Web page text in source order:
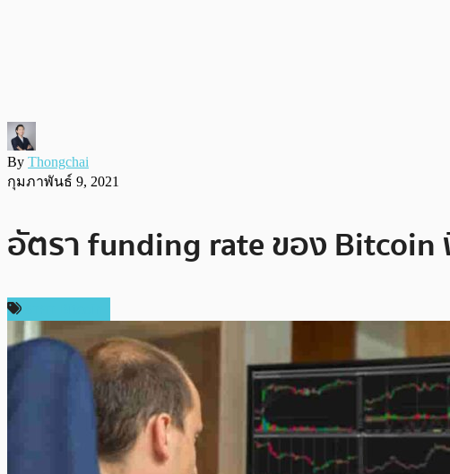
By Thongchai
กุมภาพันธ์ 9, 2021
อัตรา funding rate ของ Bitcoin